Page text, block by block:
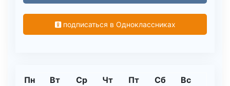
подписаться в Одноклассниках
Пн Вт Ср Чт Пт Сб Вс